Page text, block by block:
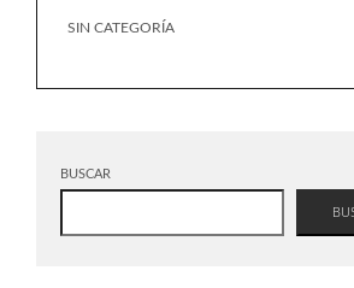
SIN CATEGORÍA
BUSCAR